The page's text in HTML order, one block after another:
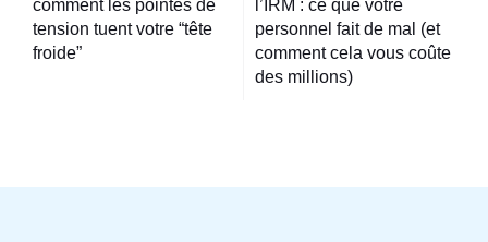
comment les pointes de
tension tuent votre “tête
froide”
l’IRM : ce que votre
personnel fait de mal (et
comment cela vous coûte
des millions)